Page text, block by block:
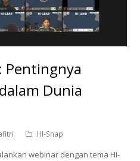
Pentingnya
Dunia
HI-Snap
webinar dengan tema HI-